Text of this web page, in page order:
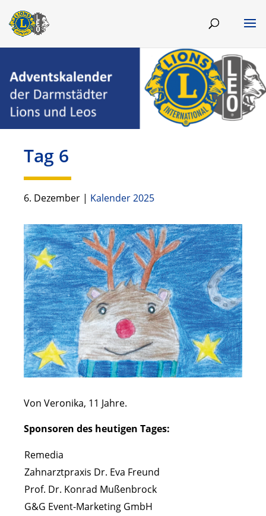
Tag 6
6. Dezember | Kalender 2025
Von Veronika, 11 Jahre.
Sponsoren des heutigen Tages:
Remedia
Zahnarztpraxis Dr. Eva Freund
Prof. Dr. Konrad Mußenbrock
G&G Event-Marketing GmbH